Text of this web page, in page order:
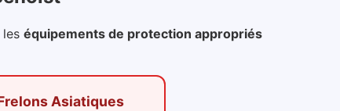
équipements de protection appropriés
Asiatiques